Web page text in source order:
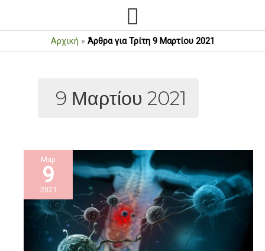
Αρχική » Άρθρα για Τρίτη 9 Μαρτίου 2021
9 Μαρτίου 2021
Μαρ
9
2021